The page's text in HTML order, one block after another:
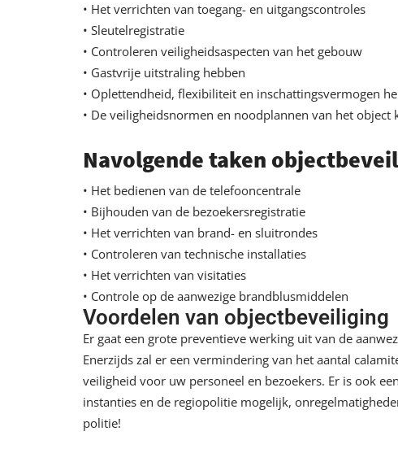
• Het verrichten van toegang- en uitgangscontroles
• Sleutelregistratie
• Controleren veiligheidsaspecten van het gebouw
• Gastvrije uitstraling hebben
• Oplettendheid, flexibiliteit en inschattingsvermogen
• De veiligheidsnormen en noodplannen van het object
Navolgende taken
• Het bedienen van de telefooncentrale
• Bijhouden van de bezoekersregistratie
• Het verrichten van brand- en sluitrondes
• Controleren van technische installaties
• Het verrichten van visitaties
• Controle op de aanwezige brandblusmiddelen
Voordelen van objectbeveiliging
Er gaat een grote preventieve werking uit van de
Enerzijds zal er een vermindering van het aantal
veiligheid voor uw personeel en bezoekers. Er is ook
instanties en de regiopolitie mogelijk,
politie!